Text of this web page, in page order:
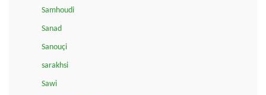
Samhoudi
Sanad
Sanouçi
sarakhsi
Sawi